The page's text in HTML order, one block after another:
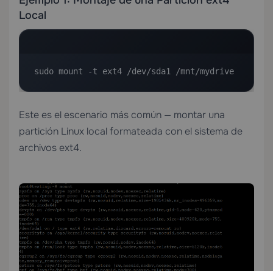
Local
sudo mount -t ext4 /dev/sda1 /mnt/mydrive
Este es el escenario más común — montar una
partición Linux local formateada con el sistema de
archivos ext4.